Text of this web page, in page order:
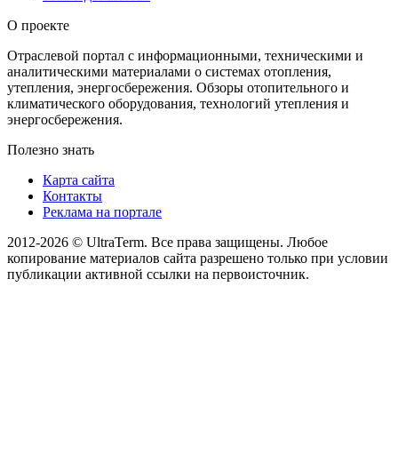
О проекте
Отраслевой портал с информационными, техническими и
аналитическими материалами о системах отопления,
утепления, энергосбережения. Обзоры отопительного и
климатического оборудования, технологий утепления и
энергосбережения.
Полезно знать
Карта сайта
Контакты
Реклама на портале
2012-2026 © UltraTerm. Все права защищены. Любое
копирование материалов сайта разрешено только при условии
публикации активной ссылки на первоисточник.